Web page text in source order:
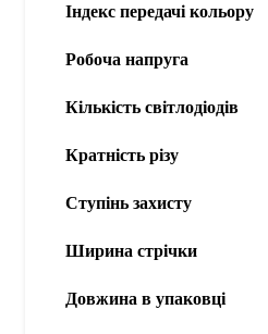
Індекс передачі кольору
Робоча напруга
Кількість світлодіодів
Кратність різу
Ступінь захисту
Ширина стрічки
Довжина в упаковці